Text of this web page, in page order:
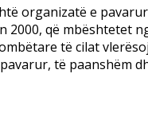
organizatë e
2000, që mbështetet
të cilat
të paanshëm